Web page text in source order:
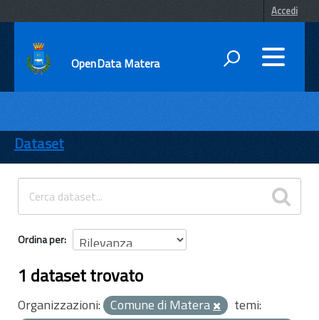
Accedi
OpenData Matera
ENTI
TEMI
INFORMAZIONI
Dataset
Ordina per
1 dataset trovato
Organizzazioni: Comune di Matera
temi: